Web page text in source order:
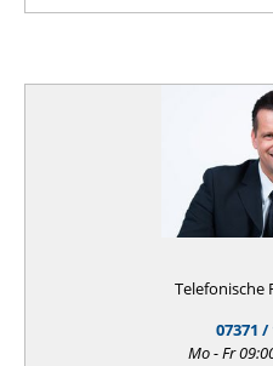
Telefonische
07371 /
Mo - Fr